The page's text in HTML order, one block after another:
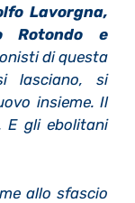
Lavorgna,
Rotondo e
di questa
lasciano, si
insieme. Il
E gli ebolitani
allo sfascio